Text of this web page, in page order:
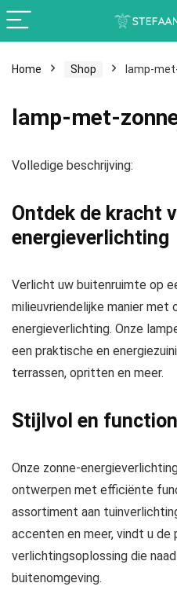
Home Shop lamp-
lamp-met-
Volledige beschrijving:
Ontdek de kracht
energieverlichting
Verlicht uw buitenruimte op
milieuvriendelijke manier met
energieverlichting. Onze
een praktische en
terrassen, opritten en meer.
Stijlvol en
Onze zonne-
ontwerpen met efficiënte
assortiment aan
accenten en meer, vindt u
verlichtingsoplossing die
buitenomgeving.